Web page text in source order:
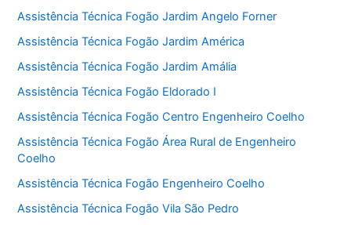
Assistência Técnica Fogão Jardim Angelo Forner
Assistência Técnica Fogão Jardim América
Assistência Técnica Fogão Jardim Amália
Assistência Técnica Fogão Eldorado I
Assistência Técnica Fogão Centro Engenheiro Coelho
Assistência Técnica Fogão Área Rural de Engenheiro
Coelho
Assistência Técnica Fogão Engenheiro Coelho
Assistência Técnica Fogão Vila São Pedro